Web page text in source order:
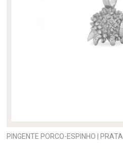
PINGENTE PORCO-ESPINHO | PRATA